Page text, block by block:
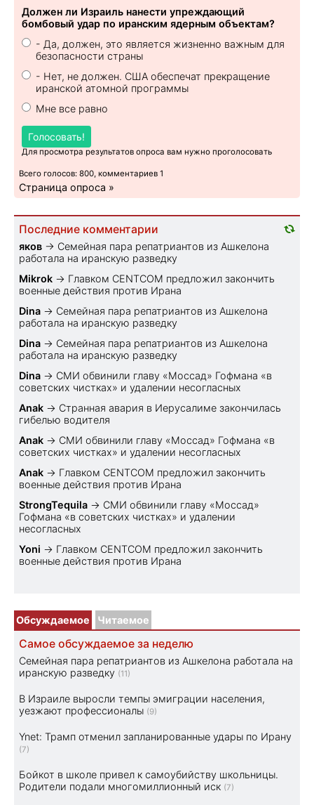
Должен ли Израиль нанести упреждающий
бомбовый удар по иранским ядерным объектам?
- Да, должен, это является жизненно важным для
безопасности страны
- Нет, не должен. США обеспечат прекращение
иранской атомной программы
Мне все равно
Голосовать!
Для просмотра результатов опроса вам нужно проголосовать
Всего голосов: 800, комментариев 1
Страница опроса »
Последние комментарии
яков → Семейная пара репатриантов из Ашкелона
работала на иранскую разведку
Mikrok → Главком CENTCOM предложил закончить
военные действия против Ирана
Dina → Семейная пара репатриантов из Ашкелона
работала на иранскую разведку
Dina → Семейная пара репатриантов из Ашкелона
работала на иранскую разведку
Dina → СМИ обвинили главу «Моссад» Гофмана «в
советских чистках» и удалении несогласных
Anak → Странная авария в Иерусалиме закончилась
гибелью водителя
Anak → СМИ обвинили главу «Моссад» Гофмана «в
советских чистках» и удалении несогласных
Anak → Главком CENTCOM предложил закончить
военные действия против Ирана
StrongTequila → СМИ обвинили главу «Моссад»
Гофмана «в советских чистках» и удалении
несогласных
Yoni → Главком CENTCOM предложил закончить
военные действия против Ирана
Обсуждаемое Читаемое
Самое обсуждаемое за неделю
Семейная пара репатриантов из Ашкелона работала на
иранскую разведку (11)
В Израиле выросли темпы эмиграции населения,
уезжают профессионалы (9)
Ynet: Трамп отменил запланированные удары по Ирану
(7)
Бойкот в школе привел к самоубийству школьницы.
Родители подали многомиллионный иск (7)